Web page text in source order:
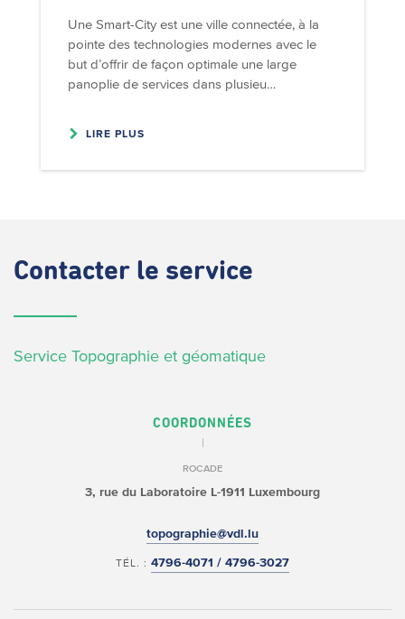
Une Smart-City est une ville connectée, à la
pointe des technologies modernes avec le
but d’offrir de façon optimale une large
panoplie de services dans plusieu…
LIRE PLUS
Contacter le service
Service Topographie et géomatique
COORDONNÉES
ROCADE
3, rue du Laboratoire L-1911 Luxembourg
topographie@vdl.lu
TÉL. : 4796-4071 / 4796-3027